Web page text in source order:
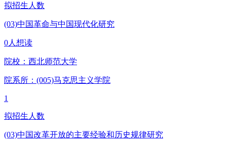
拟招生人数
(03)中国革命与中国现代化研究
0人想读
院校： 西北师范大学
院系所：(005)马克思主义学院
1
拟招生人数
(03)中国改革开放的主要经验和历史规律研究